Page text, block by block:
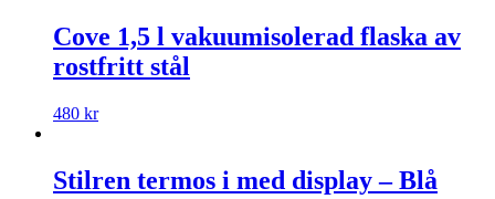
Cove 1,5 l vakuumisolerad flaska av
rostfritt stål
480 kr
Stilren termos i med display – Blå